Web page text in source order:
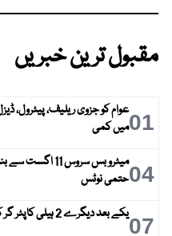
مقبول ترین خبریں
01عوام کو جزوی ریلیف، پیٹرول،
میں کمی
04
میٹرو بس سروس
حتمی نوٹس
07یکے بعد دیگرے 2 ہیلی کاپٹر گر کر تباہ؛ متعدد ہلاکتیں